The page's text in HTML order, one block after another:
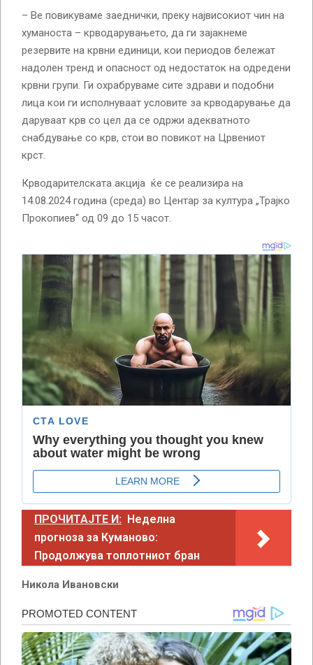
– Ве повикуваме заеднички, преку највисокиот чин на
хуманоста – крводарувањето, да ги зајакнеме
резервите на крвни единици, кои периодов бележат
надолен тренд и опасност од недостаток на одредени
крвни групи. Ги охрабруваме сите здрави и подобни
лица кои ги исполнуваат условите за крводарување да
даруваат крв со цел да се одржи адекватното
снабдување со крв, стои во повикот на Црвениот
крст.
Крводарителската акција ќе се реализира на
14.08.2024 година (среда) во Центар за култура „Трајко
Прокопиев“ од 09 до 15 часот.
ПРОЧИТАЈТЕ И:
Неделна
прогноза за Куманово:
Продолжува топлотниот бран
Никола Ивановски